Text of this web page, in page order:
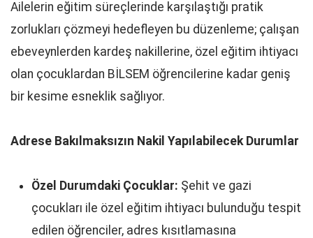
Ailelerin eğitim süreçlerinde karşılaştığı pratik
zorlukları çözmeyi hedefleyen bu düzenleme; çalışan
ebeveynlerden kardeş nakillerine, özel eğitim ihtiyacı
olan çocuklardan BİLSEM öğrencilerine kadar geniş
bir kesime esneklik sağlıyor.
Adrese Bakılmaksızın Nakil Yapılabilecek Durumlar
Özel Durumdaki Çocuklar: Şehit ve gazi
çocukları ile özel eğitim ihtiyacı bulunduğu tespit
edilen öğrenciler, adres kısıtlamasına